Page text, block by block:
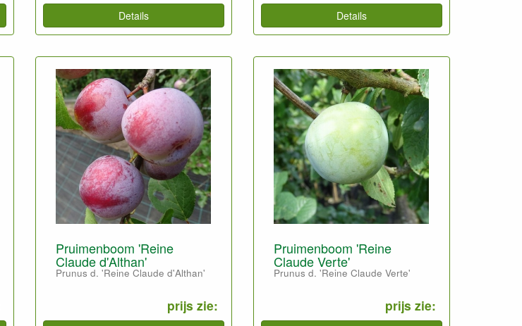
Details Details
Pruimenboom 'Reine
Claude d'Althan'
Prunus d. 'Reine Claude d'Althan'
prijs zie:
Pruimenboom 'Reine
Claude Verte'
Prunus d. 'Reine Claude Verte'
prijs zie: